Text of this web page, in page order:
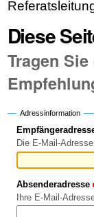
Diese
Tragen
Adressinformation
Die E-Mail-
Absenderadresse
Ihre E-Mail-